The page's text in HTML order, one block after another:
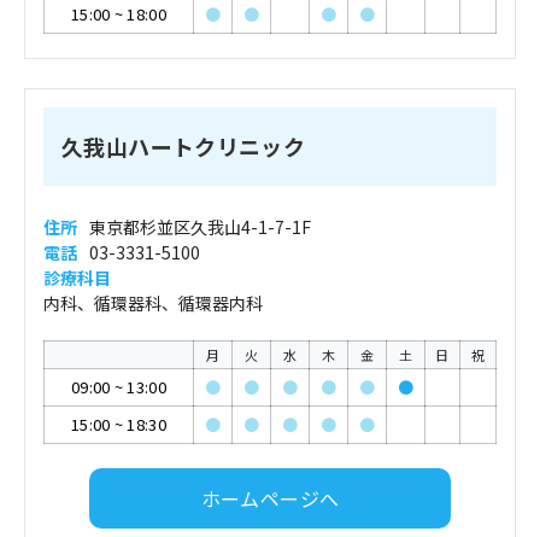
15:00 ~18:00 ● ● ● ●
久我山ハートクリニック
住所 東京都杉並区久我山4-1-7-1F
電話 03-3331-5100
診療科目
内科、循環器科、循環器内科
月 火 水 木 金 土 日 祝
09:00 ~13:00 ● ● ● ● ●
●
15:00 ~18:30 ● ● ● ● ●
ホームページへ